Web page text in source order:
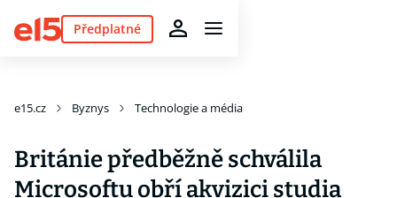
Předplatné
e15.cz Byznys Technologie a média
Británie předběžně schválila
Microsoftu obří akvizici studia